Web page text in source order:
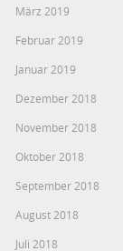
März 2019
Februar 2019
Januar 2019
Dezember 2018
November 2018
Oktober 2018
September 2018
August 2018
Juli 2018